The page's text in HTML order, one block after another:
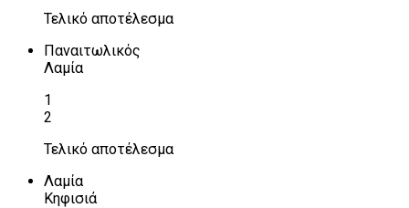
Τελικό αποτέλεσμα
Παναιτωλικός
Λαμία
1
2
Τελικό αποτέλεσμα
Λαμία
Κηφισιά